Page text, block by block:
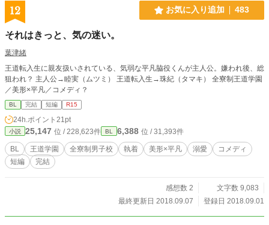
12 お気に入り追加 483
それはきっと、気の迷い。
葉津緒
王道転入生に親友扱いされている、気弱な平凡脇役くんが主人公。嫌われ後、総
狙われ？ 主人公→睦実（ムツミ） 王道転入生→珠紀（タマキ） 全寮制王道学園
／美形×平凡／コメディ？
BL 完結 短編 R15
24h.ポイント 21pt
小説 25,147 位 / 228,623件 BL 6,388 位 / 31,393件
BL 王道学園 全寮制男子校 執着 美形×平凡 溺愛
コメディ
短編
完結
感想数 2
文字数 9,083
最終更新日 2018.09.07
登録日 2018.09.01